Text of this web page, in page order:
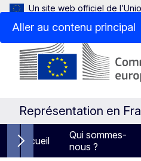
Aller au contenu principal
Un site web officiel de
Représentation en
Next items
Accueil
Qui sommes-
nous ?